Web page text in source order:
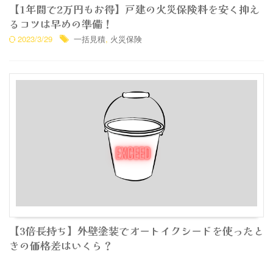
【1年間で2万円もお得】戸建の火災保険料を安く抑え
るコツは早めの準備！
2023/3/29 一括見積, 火災保険
【3倍長持ち】外壁塗装でオートイクシードを使ったと
きの価格差はいくら？